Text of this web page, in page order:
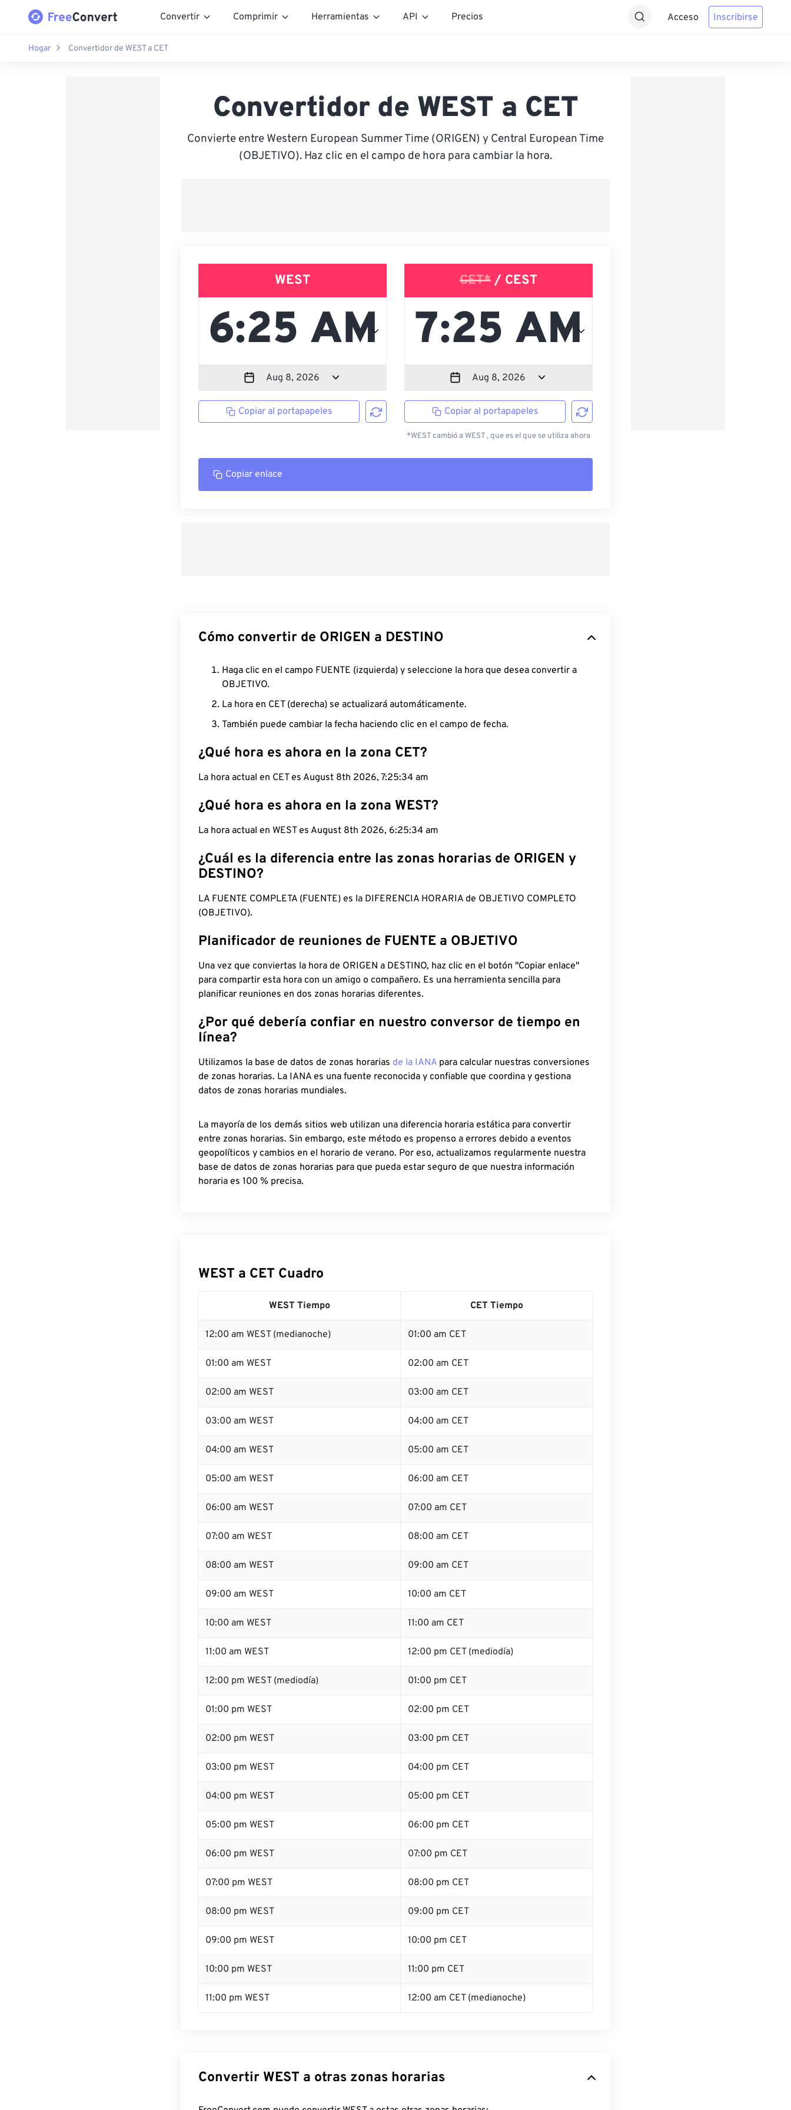
Convertir Comprimir Herramientas API Precios Acceso Inscribirse
Hogar Convertidor de WEST a CET
Convertidor de WEST a CET
Convierte entre Western European Summer Time (ORIGEN) y Central European Time
(OBJETIVO). Haz clic en el campo de hora para cambiar la hora.
WEST
Copiar al portapapeles
CET* / CEST
Copiar al portapapeles
*WEST cambió a WEST , que es el que se utiliza ahora
Copiar enlace
Cómo convertir de ORIGEN a DESTINO
Haga clic en el campo FUENTE (izquierda) y seleccione la hora que desea convertir a
OBJETIVO.
La hora en CET (derecha) se actualizará automáticamente.
También puede cambiar la fecha haciendo clic en el campo de fecha.
¿Qué hora es ahora en la zona CET?
La hora actual en CET es August 8th 2026, 7:25:35 am
¿Qué hora es ahora en la zona WEST?
La hora actual en WEST es August 8th 2026, 6:25:35 am
¿Cuál es la diferencia entre las zonas horarias de ORIGEN y
DESTINO?
LA FUENTE COMPLETA (FUENTE) es la DIFERENCIA HORARIA de OBJETIVO COMPLETO
(OBJETIVO).
Planificador de reuniones de FUENTE a OBJETIVO
Una vez que conviertas la hora de ORIGEN a DESTINO, haz clic en el botón "Copiar enlace"
para compartir esta hora con un amigo o compañero. Es una herramienta sencilla para
planificar reuniones en dos zonas horarias diferentes.
¿Por qué debería confiar en nuestro conversor de tiempo en
línea?
Utilizamos la base de datos de zonas horarias de la IANA para calcular nuestras conversiones
de zonas horarias. La IANA es una fuente reconocida y confiable que coordina y gestiona
datos de zonas horarias mundiales.
La mayoría de los demás sitios web utilizan una diferencia horaria estática para convertir
entre zonas horarias. Sin embargo, este método es propenso a errores debido a eventos
geopolíticos y cambios en el horario de verano. Por eso, actualizamos regularmente nuestra
base de datos de zonas horarias para que pueda estar seguro de que nuestra información
horaria es 100 % precisa.
WEST a CET Cuadro
WEST Tiempo CET Tiempo
12:00 am WEST (medianoche) 01:00 am CET
01:00 am WEST 02:00 am CET
02:00 am WEST 03:00 am CET
03:00 am WEST 04:00 am CET
04:00 am WEST 05:00 am CET
05:00 am WEST 06:00 am CET
06:00 am WEST 07:00 am CET
07:00 am WEST 08:00 am CET
08:00 am WEST 09:00 am CET
09:00 am WEST 10:00 am CET
10:00 am WEST 11:00 am CET
11:00 am WEST 12:00 pm CET (mediodía)
12:00 pm WEST (mediodía) 01:00 pm CET
01:00 pm WEST 02:00 pm CET
02:00 pm WEST 03:00 pm CET
03:00 pm WEST 04:00 pm CET
04:00 pm WEST 05:00 pm CET
05:00 pm WEST 06:00 pm CET
06:00 pm WEST 07:00 pm CET
07:00 pm WEST 08:00 pm CET
08:00 pm WEST 09:00 pm CET
09:00 pm WEST 10:00 pm CET
10:00 pm WEST 11:00 pm CET
11:00 pm WEST 12:00 am CET (medianoche)
Convertir WEST a otras zonas horarias